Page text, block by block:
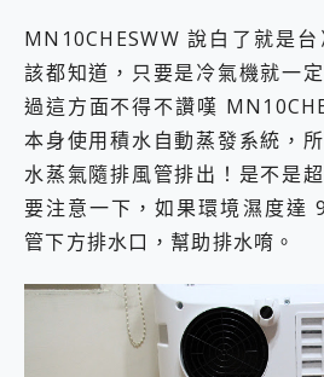
MN10CHESWW 說白了就是
該都知道，只要是冷氣機就一
過這方面不得不讚嘆
本身使用積水自動蒸發系統，
水蒸氣隨排風管排出！是不是
要注意一下，如果環境濕度達
管下方排水口，幫助排水唷。